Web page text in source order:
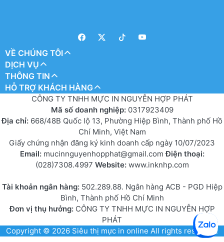
VỀ CHÚNG TÔI
DỊCH VỤ
THÔNG TIN
HỖ TRỢ KHÁCH HÀNG
CÔNG TY TNHH MỰC IN NGUYỄN HỢP PHÁT
Mã số doanh nghiệp: 0317923409
Địa chỉ: 668/48B Quốc lộ 13, Phường Hiệp Bình, Thành phố Hồ
Chí Minh, Việt Nam
Giấy chứng nhận đăng ký kinh doanh cấp ngày 10/07/2023
Email: mucinnguyenhopphat@gmail.comĐiện thoại:
(028)7308.4997 Website: www.inknhp.com
Tài khoản ngân hàng: 502.289.88. Ngân hàng ACB - PGD Hiệp
Bình, Thành phố Hồ Chí Minh
Đơn vị thụ hưởng:CÔNG TY TNHH MỰC IN NGUYỄN HỢP
PHÁT
Copyright © 2026 Siêu thị mực in online All rights reserved.